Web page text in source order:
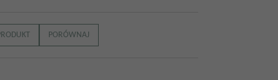
PORÓWNAJ